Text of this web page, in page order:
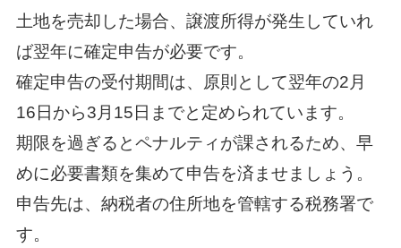
土地を売却した場合、譲渡所得が発生していれ
ば翌年に確定申告が必要です。
確定申告の受付期間は、原則として翌年の2月
16日から3月15日までと定められています。
期限を過ぎるとペナルティが課されるため、早
めに必要書類を集めて申告を済ませましょう。
申告先は、納税者の住所地を管轄する税務署で
す。